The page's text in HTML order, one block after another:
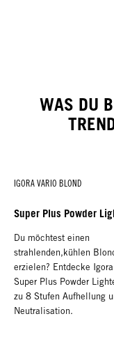
WAS DU
IGORA VARIO BLOND
Super Plus Powder
Du möchtest einen
strahlenden,kühlen
erzielen? Entdecke
Super Plus Powder
zu 8 Stufen Aufhellung
Neutralisation.